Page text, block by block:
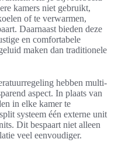
kamers niet gebruikt,
of te verwarmen,
Daarnaast bieden deze
en comfortabele
maken dan traditionele
hebben multi-
aspect. In plaats van
in elke kamer te
systeem één externe unit
Dit bespaart niet alleen
veel eenvoudiger.